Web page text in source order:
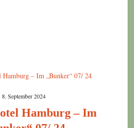
8. September 2024
Hamburg – Im